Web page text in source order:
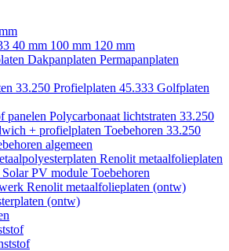
40 mm 100 mm 120 mm
Dakpanplaten Permapanplaten
33.250 Profielplaten 45.333 Golfplaten
panelen Polycarbonaat lichtstraten 33.250
+ profielplaten Toebehoren 33.250
algemeen
Renolit metaalfolieplaten
Solar PV module Toebehoren
Renolit metaalfolieplaten (ontw)
(ontw)